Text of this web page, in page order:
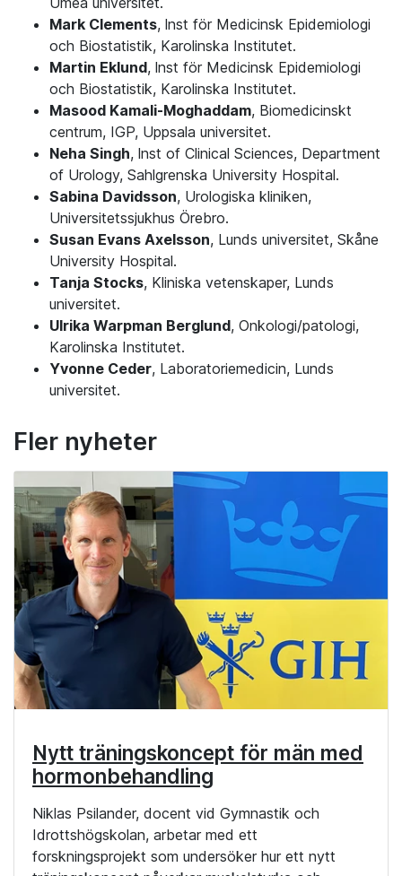
Mark Clements, lnst för Medicinsk Epidemiologi
och Biostatistik, Karolinska Institutet.
Martin Eklund, lnst för Medicinsk Epidemiologi
och Biostatistik, Karolinska Institutet.
Masood Kamali-Moghaddam, Biomedicinskt
centrum, IGP, Uppsala universitet.
Neha Singh, lnst of Clinical Sciences, Department
of Urology, Sahlgrenska University Hospital.
Sabina Davidsson, Urologiska kliniken,
Universitetssjukhus Örebro.
Susan Evans Axelsson, Lunds universitet, Skåne
University Hospital.
Tanja Stocks, Kliniska vetenskaper, Lunds
universitet.
Ulrika Warpman Berglund, Onkologi/patologi,
Karolinska Institutet.
Yvonne Ceder, Laboratoriemedicin, Lunds
universitet.
Fler nyheter
Nytt träningskoncept för män med
hormonbehandling
Niklas Psilander, docent vid Gymnastik och
Idrottshögskolan, arbetar med ett
forskningsprojekt som undersöker hur ett nytt